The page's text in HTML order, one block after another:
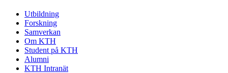
Utbildning
Forskning
Samverkan
Om KTH
Student på KTH
Alumni
KTH Intranät